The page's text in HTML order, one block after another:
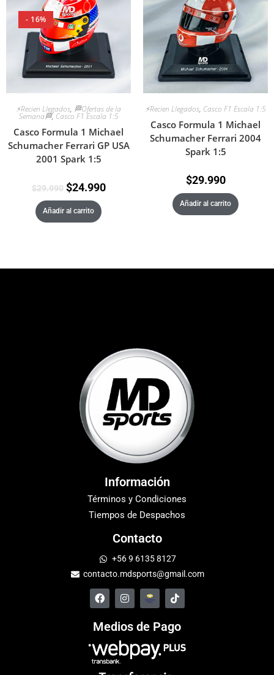
- 16%
⚡Recien Llegados, 🏁Ofertas de la
Semana🏁, Casco F1 Escala 1:5
Casco Formula 1 Michael
Schumacher Ferrari GP USA
2001 Spark 1:5
$29.990 $24.990
Añadir al carrito
⚡Recien Llegados, Casco F1 Escala 1:5
Casco Formula 1 Michael
Schumacher Ferrari 2004
Spark 1:5
$29.990
Añadir al carrito
Información
Términos y Condiciones
Tiempos de Despachos
Contacto
+56 9 6135 8127
contacto.mdsports@gmail.com
Medios de Pago